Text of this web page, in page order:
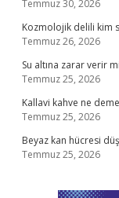
Temmuz 30, 2026
Kozmolojik delili kim
Temmuz 26, 2026
Su altına zarar verir
Temmuz 25, 2026
Kallavi kahve ne
Temmuz 25, 2026
Beyaz kan hücresi
Temmuz 25, 2026